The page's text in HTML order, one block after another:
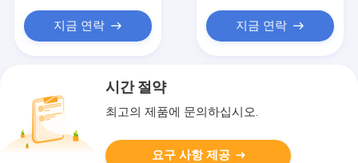
지금 연락 지금 연락
시간 절약
최고의 제품에 문의하십시오.
요구 사항 제공